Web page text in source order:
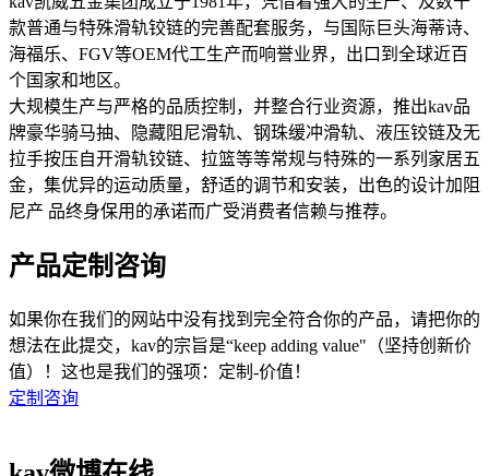
款普通与特殊滑轨铰链的完善配套服务，与国际巨头海蒂诗、
海福乐、FGV等OEM代工生产而响誉业界，出口到全球近百
个国家和地区。
大规模生产与严格的品质控制，并整合行业资源，推出kav品
牌豪华骑马抽、隐藏阻尼滑轨、钢珠缓冲滑轨、液压铰链及无
拉手按压自开滑轨铰链、拉篮等等常规与特殊的一系列家居五
金，集优异的运动质量，舒适的调节和安装，出色的设计加阻
尼产 品终身保用的承诺而广受消费者信赖与推荐。
产品定制咨询
如果你在我们的网站中没有找到完全符合你的产品，请把你的
想法在此提交，kav的宗旨是“keep adding value"（坚持创新价
值）！这也是我们的强项：定制-价值！
定制咨询